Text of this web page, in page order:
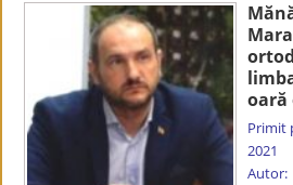
oară
Primit
2021
Autor: